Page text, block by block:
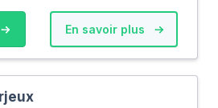
En savoir plus